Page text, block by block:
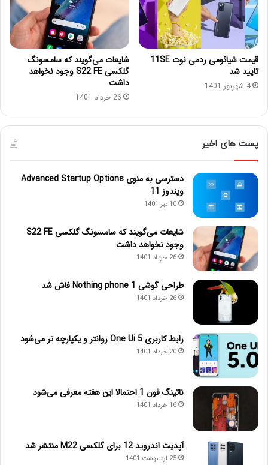
قیمت شیائومی ردمی نوت 11SE
تایید شد
4 شهریور 1401
شایعات می‌گویند که سامسونگ
گلکسی S22 FE وجود نخواهد
داشت
26 خرداد 1401
پست های اخیر
دسترسی به منوی Advanced Startup Options
ویندوز 11
10 تیر 1401
شایعات می‌گویند که سامسونگ گلکسی S22 FE
وجود نخواهد داشت
26 خرداد 1401
طراحی گوشی Nothing phone 1 فاش شد
26 خرداد 1401
رابط کاربری One Ui 5 روانتر و یکپارچه تر می‌شود
20 خرداد 1401
ناتینگ فون 1 احتمالا این هفته معرفی می‌شود
16 خرداد 1401
آپدیت اندروید 12 برای گلکسی M22 منتشر شد
25 اردیبهشت 1401